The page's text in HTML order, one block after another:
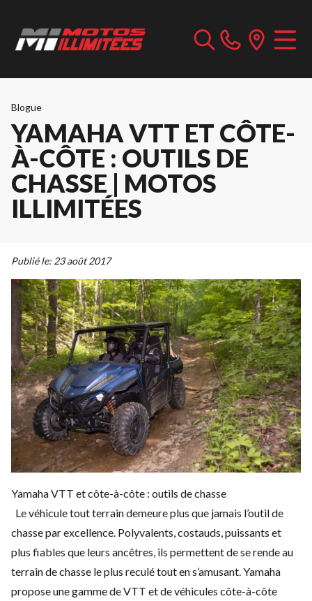
Blogue
YAMAHA VTT ET CÔTE-
À-CÔTE : OUTILS DE
CHASSE | MOTOS
ILLIMITÉES
Publié le: 23 août 2017
Yamaha VTT et côte-à-côte : outils de chasse
Le véhicule tout terrain demeure plus que jamais l’outil de
chasse par excellence. Polyvalents, costauds, puissants et
plus fiables que leurs ancêtres, ils permettent de se rende au
terrain de chasse le plus reculé tout en s’amusant. Yamaha
propose unegamme de VTT et devéhicules côte-à-côte